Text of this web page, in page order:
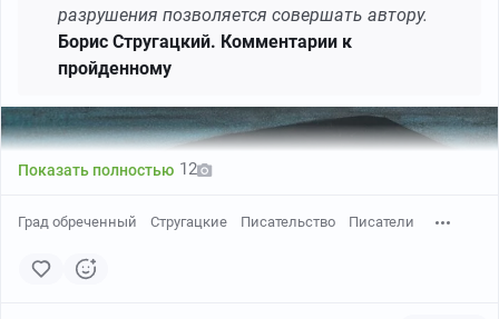
разрушения позволяется совершать автору.
Борис Стругацкий. Комментарии к
пройденному
Показать полностью 12
Град обреченный Стругацкие Писательство Писатели